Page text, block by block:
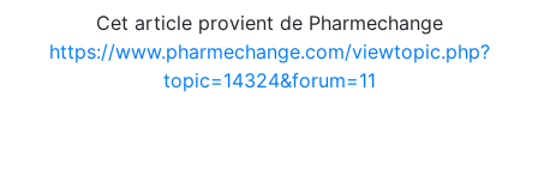
Cet article provient de Pharmechange
https://www.pharmechange.com/viewtopic.php?
topic=14324&forum=11